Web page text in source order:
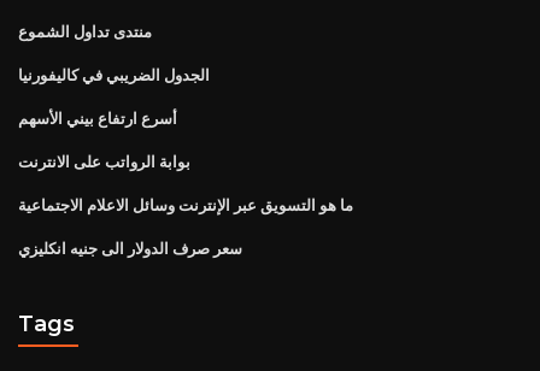
منتدى تداول الشموع
الجدول الضريبي في كاليفورنيا
أسرع ارتفاع بيني الأسهم
بوابة الرواتب على الانترنت
ما هو التسويق عبر الإنترنت وسائل الاعلام الاجتماعية
سعر صرف الدولار الى جنيه انكليزي
Tags